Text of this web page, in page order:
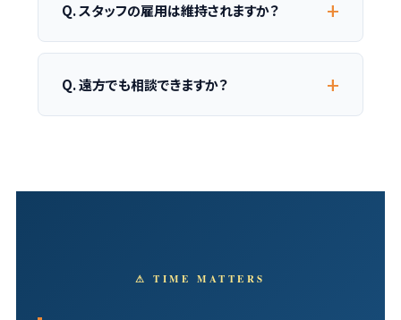
Q. スタッフの雇用は維持されますか？
Q. 遠方でも相談できますか？
⚠ TIME MATTERS